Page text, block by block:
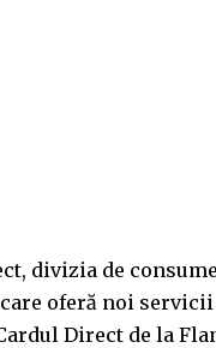
divizia de
oferă noi
Direct de la